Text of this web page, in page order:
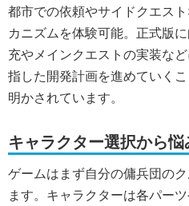
都市での依頼やサイドクエス
カニズムを体験可能。正式版
充やメインクエストの実装な
指した開発計画を進めていく
明かされています。
キャラクター選択から悩
ゲームはまず自分の傭兵団の
ます。キャラクターは各パー